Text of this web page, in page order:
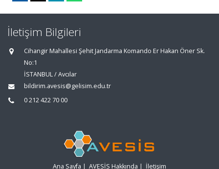
İletişim Bilgileri
Cihangir Mahallesi Şehit Jandarma Komando Er Hakan Öner Sk.
No:1
İSTANBUL / Avcılar
bildirim.avesis@gelisim.edu.tr
0 212 422 70 00
Ana Sayfa | AVESİS Hakkında | İletişim